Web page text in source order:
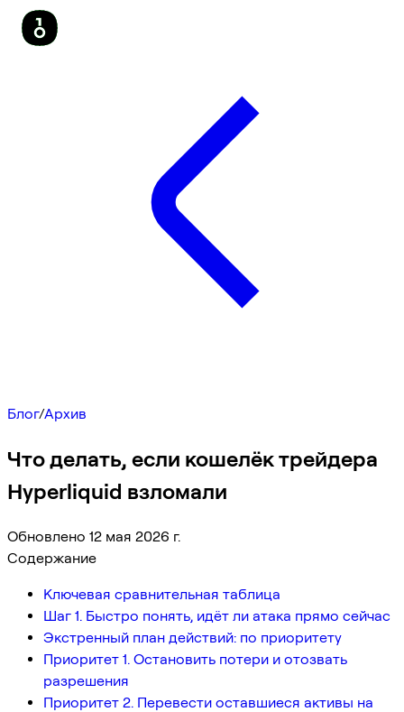
Блог/Архив
Что делать, если кошелёк трейдера
Hyperliquid взломали
Обновлено 12 мая 2026 г.
Содержание
Ключевая сравнительная таблица
Шаг 1. Быстро понять, идёт ли атака прямо сейчас
Экстренный план действий: по приоритету
Приоритет 1. Остановить потери и отозвать
разрешения
Приоритет 2. Перевести оставшиеся активы на